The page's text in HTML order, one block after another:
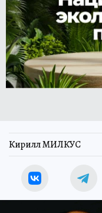
Кирилл МИЛКУС